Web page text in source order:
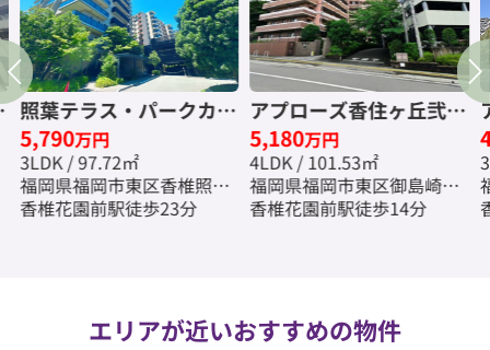
照葉テラス・パークカー
サ０２☆仲介手数料無料
☆
5,790万円
3LDK / 97.72㎡
福岡県福岡市東区香椎照葉
２丁目
香椎花園前駅徒歩23分
アプローズ香住ヶ丘弐番
館☆仲介手数料無料☆
5,180万円
4LDK / 101.53㎡
福岡県福岡市東区御島崎２
丁目
香椎花園前駅徒歩14分
エリアが近いおすすめの物件